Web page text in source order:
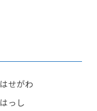
はせがわ
はっし